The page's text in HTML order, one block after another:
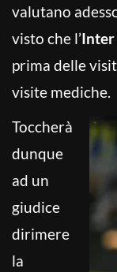
valutano
visto che l’Inter
prima delle
visite mediche.
Toccherà
dunque
ad un
giudice
dirimere
la